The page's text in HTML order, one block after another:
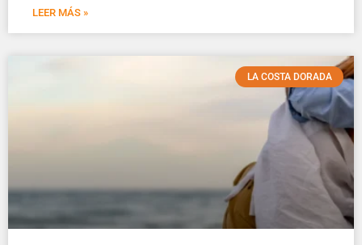
LEER MÁS »
LA COSTA DORADA